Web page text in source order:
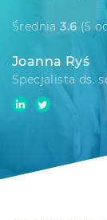
Średnia3.6 (5
Joanna Ryś
Specjalista ds.